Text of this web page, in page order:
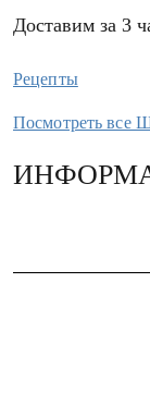
Доставим за 3
Рецепты
Посмотреть все